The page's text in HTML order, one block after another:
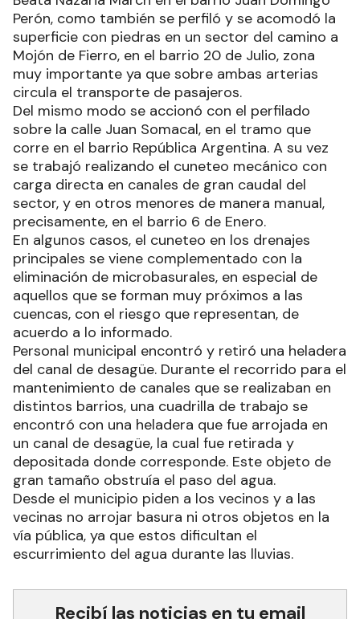
Perón, como también se perfiló y se acomodó la
superficie con piedras en un sector del camino a
Mojón de Fierro, en el barrio 20 de Julio, zona
muy importante ya que sobre ambas arterias
circula el transporte de pasajeros.
Del mismo modo se accionó con el perfilado
sobre la calle Juan Somacal, en el tramo que
corre en el barrio República Argentina. A su vez
se trabajó realizando el cuneteo mecánico con
carga directa en canales de gran caudal del
sector, y en otros menores de manera manual,
precisamente, en el barrio 6 de Enero.
En algunos casos, el cuneteo en los drenajes
principales se viene complementado con la
eliminación de microbasurales, en especial de
aquellos que se forman muy próximos a las
cuencas, con el riesgo que representan, de
acuerdo a lo informado.
Personal municipal encontró y retiró una heladera
del canal de desagüe. Durante el recorrido para el
mantenimiento de canales que se realizaban en
distintos barrios, una cuadrilla de trabajo se
encontró con una heladera que fue arrojada en
un canal de desagüe, la cual fue retirada y
depositada donde corresponde. Este objeto de
gran tamaño obstruía el paso del agua.
Desde el municipio piden a los vecinos y a las
vecinas no arrojar basura ni otros objetos en la
vía pública, ya que estos dificultan el
escurrimiento del agua durante las lluvias.
Recibí las noticias en tu email